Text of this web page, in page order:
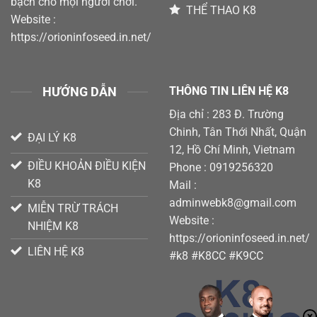
Website :
https://orioninfoseed.in.net/
THỂ THAO K8
HƯỚNG DẪN
ĐẠI LÝ K8
ĐIỀU KHOẢN ĐIỀU KIỆN
K8
MIỄN TRỪ TRÁCH
NHIỆM K8
LIÊN HỆ K8
THÔNG TIN LIÊN HỆ K8
Địa chỉ : 283 Đ. Trường
Chinh, Tân Thới Nhất, Quận
12, Hồ Chí Minh, Vietnam
Phone : 0919256320
Mail :
adminwebk8@gmail.com
Website :
https://orioninfoseed.in.net/
#k8 #K8CC #K9CC